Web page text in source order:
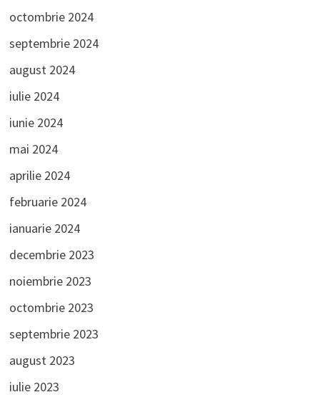
octombrie 2024
septembrie 2024
august 2024
iulie 2024
iunie 2024
mai 2024
aprilie 2024
februarie 2024
ianuarie 2024
decembrie 2023
noiembrie 2023
octombrie 2023
septembrie 2023
august 2023
iulie 2023